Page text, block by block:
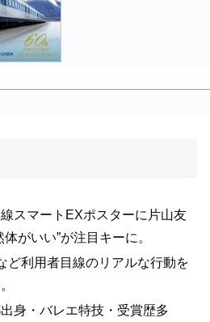
線スマートEXポスターに片山友
がいい”が注目キーに。
ど利用者目線のリアルな行動を
身・バレエ特技・受賞歴多